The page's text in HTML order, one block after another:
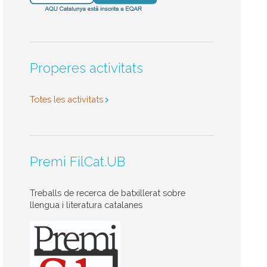
Properes activitats
Totes les activitats
Premi FilCat.UB
Treballs de recerca de batxillerat sobre
llengua i literatura catalanes